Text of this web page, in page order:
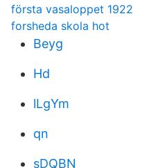
första vasaloppet 1922
forsheda skola hot
Beyg
Hd
lLgYm
qn
sDQBN